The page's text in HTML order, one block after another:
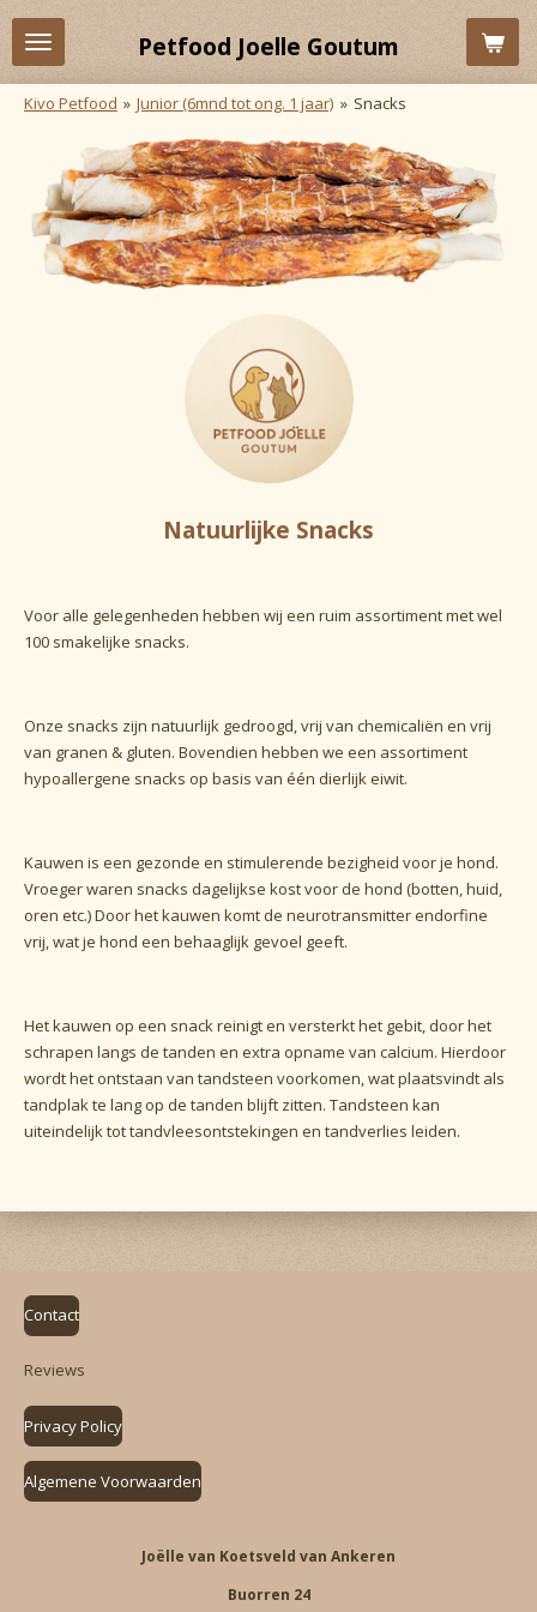
Ga
direct
de
Petfood Joelle Goutum
Kivo Petfood » Junior (6mnd tot ong. 1 jaar) » Snacks
Natuurlijke Snacks
Voor alle gelegenheden hebben wij een ruim assortiment met wel
100 smakelijke snacks.
Onze snacks zijn natuurlijk gedroogd, vrij van chemicaliën en vrij
van granen & gluten. Bovendien hebben we een assortiment
hypoallergene snacks op basis van één dierlijk eiwit.
Kauwen is een gezonde en stimulerende bezigheid voor je hond.
Vroeger waren snacks dagelijkse kost voor de hond (botten, huid,
oren etc.) Door het kauwen komt de neurotransmitter endorfine
vrij, wat je hond een behaaglijk gevoel geeft.
Het kauwen op een snack reinigt en versterkt het gebit, door het
schrapen langs de tanden en extra opname van calcium. Hierdoor
wordt het ontstaan van tandsteen voorkomen, wat plaatsvindt als
tandplak te lang op de tanden blijft zitten. Tandsteen kan
uiteindelijk tot tandvleesontstekingen en tandverlies leiden.
Contact
Reviews
Privacy Policy
Algemene Voorwaarden
Joëlle van Koetsveld van Ankeren
Buorren 24